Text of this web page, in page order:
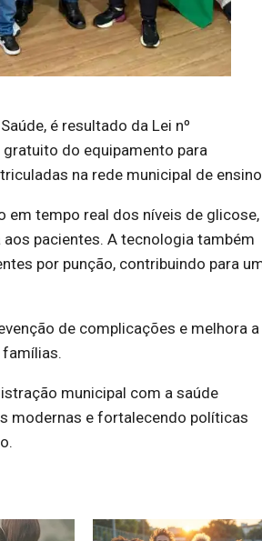
é resultado da Lei nº
do equipamento para
na rede municipal de
em tempo real dos níveis de glicose,
pacientes. A tecnologia também
por punção, contribuindo para
de complicações e melhora a
famílias.
municipal com a saúde
modernas e fortalecendo políticas